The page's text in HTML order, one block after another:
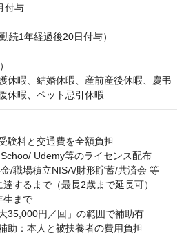
付与
続1年経過後20日付与）
休暇、結婚休暇、産前産後休暇、慶弔
休暇、ペット忌引休暇
験料と交通費を全額負担
Udemy等のライセンス配布
/職場積立NISA/財形貯蓄/共済会 等
するまで（最長2歳まで延長可）
生まで
35,000円／回」の範囲で補助有
助：本人と被扶養者の費用負担